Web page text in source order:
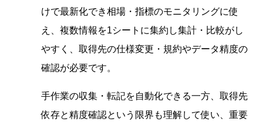
けで最新化でき相場・指標のモニタリングに使
え、複数情報を1シートに集約し集計・比較がし
やすく、取得先の仕様変更・規約やデータ精度の
確認が必要です。
手作業の収集・転記を自動化できる一方、取得先
依存と精度確認という限界も理解して使い、重要